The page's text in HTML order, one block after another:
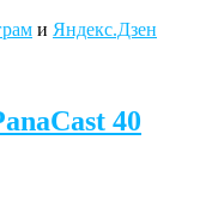
и Яндекс.Дзен
40